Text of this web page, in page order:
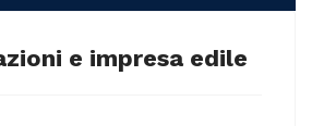
e impresa edile